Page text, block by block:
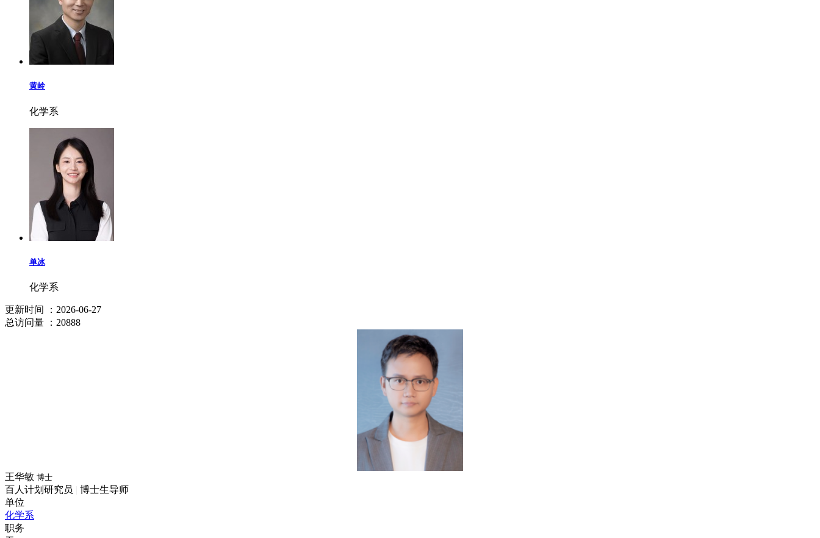
黄岭
化学系
单冰
化学系
更新时间
：2026-06-27
总访问量 ：20888
王华敏 博士
百人计划研究员
博士生导师
单位
化学系
职务